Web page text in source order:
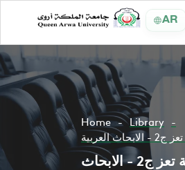
AR
Home
Library
العربية
مجلة بحوث جامعة تعز ج2 - الابحاث